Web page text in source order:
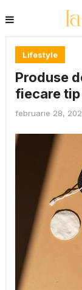
Lifestyle
Produse
fiecare
februarie 28,